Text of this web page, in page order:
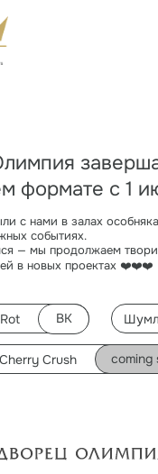
Шумли by Olympia
ВК
завершает работу
с 1 июня 2025
в залах особняка — на праздниках,
творить, вдохновлять и
проектах ❤️❤️❤️
coming soon